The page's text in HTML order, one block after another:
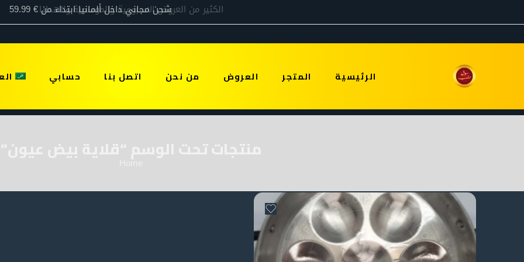
الرئيسية المتجر العروض من نحن اتصل بنا حسابي